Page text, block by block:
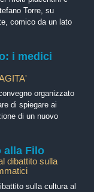
Torre, su
comico da un lato
i medici
organizzato
di spiegare ai
di un nuovo
alla Filo
dibattito sulla
sulla cultura al